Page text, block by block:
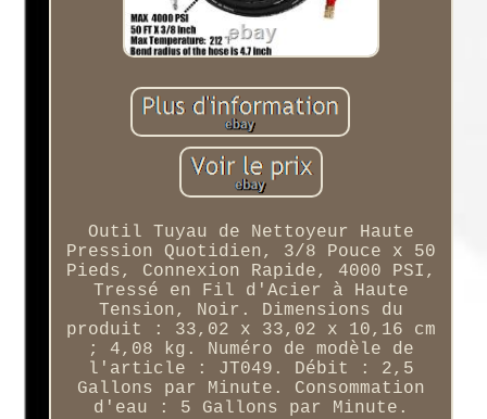
Outil Tuyau de Nettoyeur Haute
Pression Quotidien, 3/8 Pouce x 50
Pieds, Connexion Rapide, 4000 PSI,
Tressé en Fil d'Acier à Haute
Tension, Noir. Dimensions du
produit : 33,02 x 33,02 x 10,16 cm
; 4,08 kg. Numéro de modèle de
l'article : JT049. Débit : 2,5
Gallons par Minute. Consommation
d'eau : 5 Gallons par Minute.